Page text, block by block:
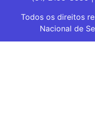
Todos os direitos
Nacional de